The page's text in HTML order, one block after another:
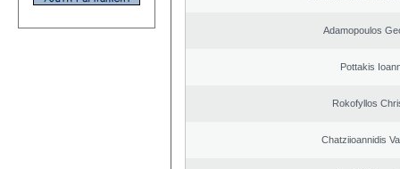
Adamopoulos
Pottakis
Rokofyllos
Chatziioannidis